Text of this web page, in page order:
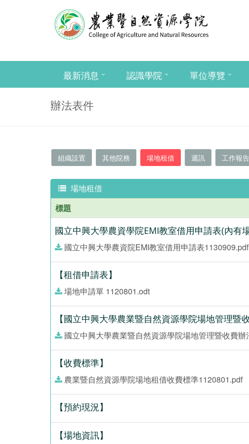
最新消息 認識學院 單位導覽
辦法表件
組織設置 其他院務 場地租借 週訊 工作報告
場地租借
標題
國立中興大學農資學院EMI教室借用申請表(內有
國立中興大學農資院EMI教室借用申請表1130909.pdf
【租借申請表】
場地申請單 1120801.odt
【國立中興大學農業暨自然資源學院場地管理暨
國立中興大學農業暨自然資源學院場地管理暨收費
【收費標準】
農業暨自然資源學院場地租借收費標準1120801.pdf
【預約現況】
【場地資訊】